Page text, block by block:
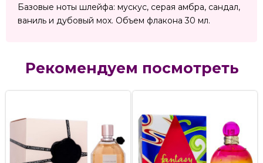
Базовые ноты шлейфа: мускус, серая амбра, сандал,
ваниль и дубовый мох. Объем флакона 30 мл.
Рекомендуем посмотреть